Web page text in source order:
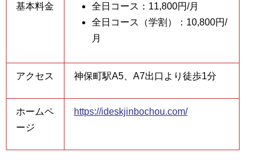
基本料金
全日コース：11,800円/月
全日コース（学割）：10,800円/
月
アクセス 神保町駅A5、A7出口より徒歩1分
ホームペ
ージ
https://ideskjinbochou.com/